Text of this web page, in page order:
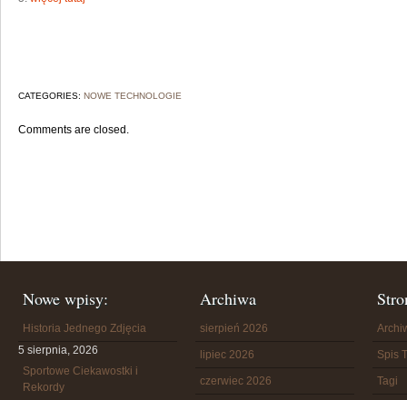
CATEGORIES: NOWE TECHNOLOGIE
Comments are closed.
Nowe wpisy:
Historia Jednego Zdjęcia
5 sierpnia, 2026
Sportowe Ciekawostki i
Rekordy
Archiwa
sierpień 2026
lipiec 2026
czerwiec 2026
Spis
Tagi